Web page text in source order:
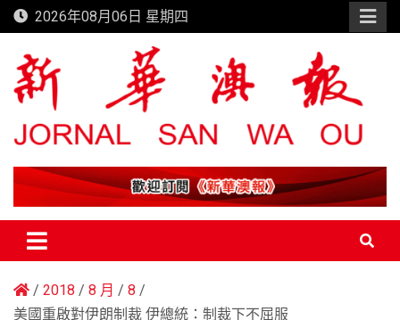
Skip
to
content
2026年08月06日 星期四
新華澳報
2018 8 月
8
美國重啟對伊朗制裁 伊總統：制裁下不屈服